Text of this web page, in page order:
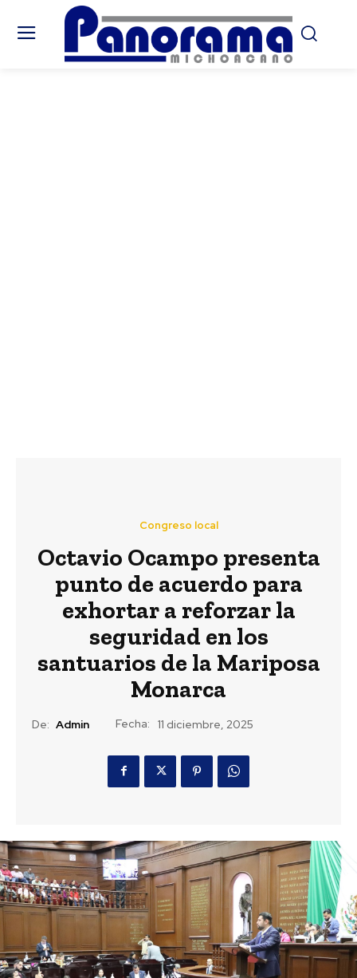
Congreso local
Octavio Ocampo presenta
punto de acuerdo para
exhortar a reforzar la
seguridad en los
santuarios de la Mariposa
Monarca
De: Admin Fecha: 11 diciembre, 2025